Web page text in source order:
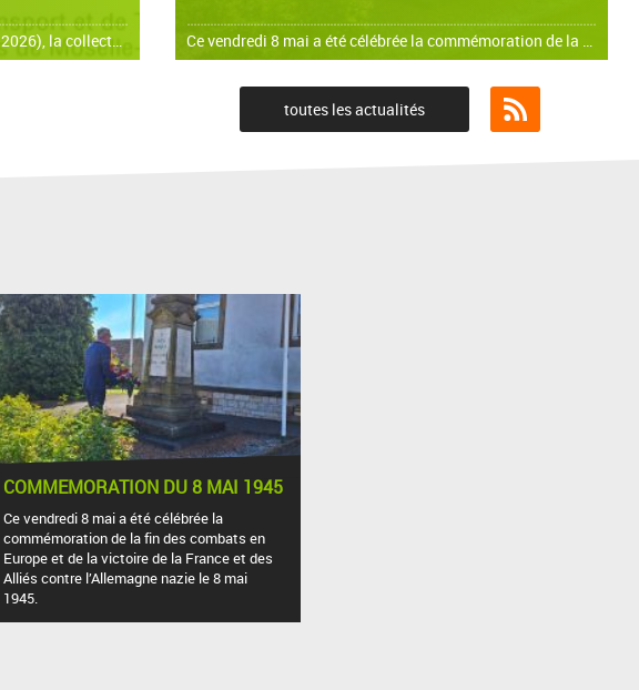
En raison du Lundi de Pentecôte (25 mai 2026), la collecte multiflux est reportée au mercredi 27 mai 2026 à partir de 05h00.
toutes les actualités
COMMEMORATION DU 8 MAI 1945
Ce vendredi 8 mai a été célébrée la
commémoration de la fin des combats en
Europe et de la victoire de la France et des
Alliés contre l’Allemagne nazie le 8 mai
1945.